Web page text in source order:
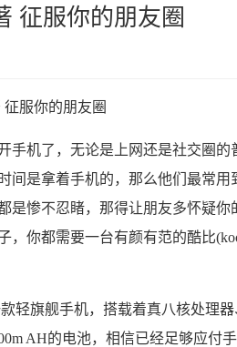
征服你的朋友圈
手机了，无论是上网还是社交圈的
间是拿着手机的，那么他们最常用
是惨不忍睹，那得让朋友多怀疑你
，你都需要一台有颜有范的酷比
轻旗舰手机，搭载着真八核处理
AH的电池，相信已经足够应付